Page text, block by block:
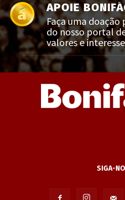
APOIE
Faça uma
do nosso portal
valores e
SIGA-